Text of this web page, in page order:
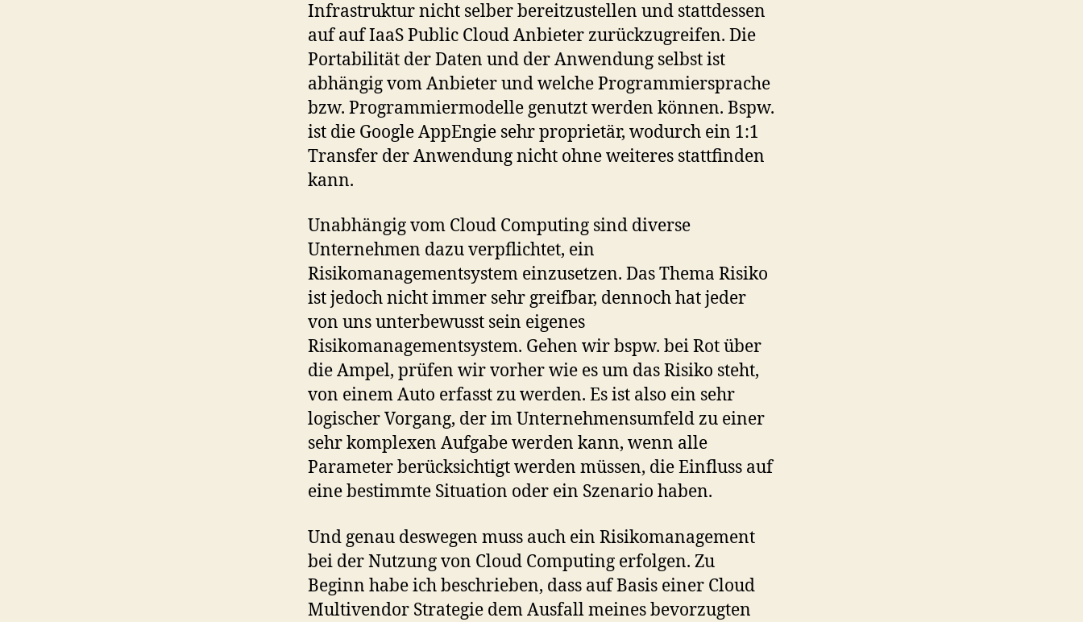
Infrastruktur nicht selber bereitzustellen und stattdessen
auf auf IaaS Public Cloud Anbieter zurückzugreifen. Die
Portabilität der Daten und der Anwendung selbst ist
abhängig vom Anbieter und welche Programmiersprache
bzw. Programmiermodelle genutzt werden können. Bspw.
ist die Google AppEngie sehr proprietär, wodurch ein 1:1
Transfer der Anwendung nicht ohne weiteres stattfinden
kann.
Unabhängig vom Cloud Computing sind diverse
Unternehmen dazu verpflichtet, ein
Risikomanagementsystem einzusetzen. Das Thema Risiko
ist jedoch nicht immer sehr greifbar, dennoch hat jeder
von uns unterbewusst sein eigenes
Risikomanagementsystem. Gehen wir bspw. bei Rot über
die Ampel, prüfen wir vorher wie es um das Risiko steht,
von einem Auto erfasst zu werden. Es ist also ein sehr
logischer Vorgang, der im Unternehmensumfeld zu einer
sehr komplexen Aufgabe werden kann, wenn alle
Parameter berücksichtigt werden müssen, die Einfluss auf
eine bestimmte Situation oder ein Szenario haben.
Und genau deswegen muss auch ein Risikomanagement
bei der Nutzung von Cloud Computing erfolgen. Zu
Beginn habe ich beschrieben, dass auf Basis einer Cloud
Multivendor Strategie dem Ausfall meines bevorzugten